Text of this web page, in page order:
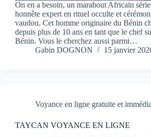
On en a besoin, un marabout Africain
honnête expert en rituel occulte et
vaudou. Cet homme originaire du Bénin
depuis plus de 10 ans en tant que le chef
Bénin. Vous le cherchez aussi parmi…
Gabin DOGNON
15 janvier
Voyance en ligne gratuite et
TAYCAN VOYANCE EN LIGNE